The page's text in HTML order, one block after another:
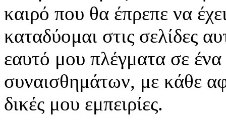
καιρό που θα έπρεπε να
καταδύομαι στις σελίδες
εαυτό μου πλέγματα σε ένα
συναισθημάτων, με κάθε
δικές μου εμπειρίες.